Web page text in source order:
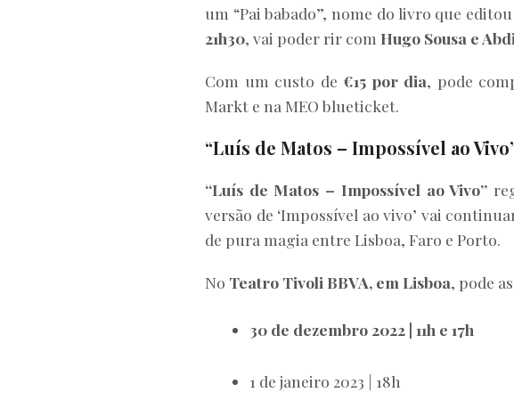
um “Pai babado”, nome do livro que
21h30, vai poder rir com Hugo Sousa e
Com um custo de €15 por dia, pode
Markt e na MEO blueticket.
“Luís de Matos – Impossível ao
“Luís de Matos – Impossível ao Vivo”
versão de ‘Impossível ao vivo’ vai
de pura magia entre Lisboa, Faro e Porto.
No Teatro Tivoli BBVA, em Lisboa, pode
30 de dezembro 2022 | 11h e 17h
1 de janeiro 2023 | 18h